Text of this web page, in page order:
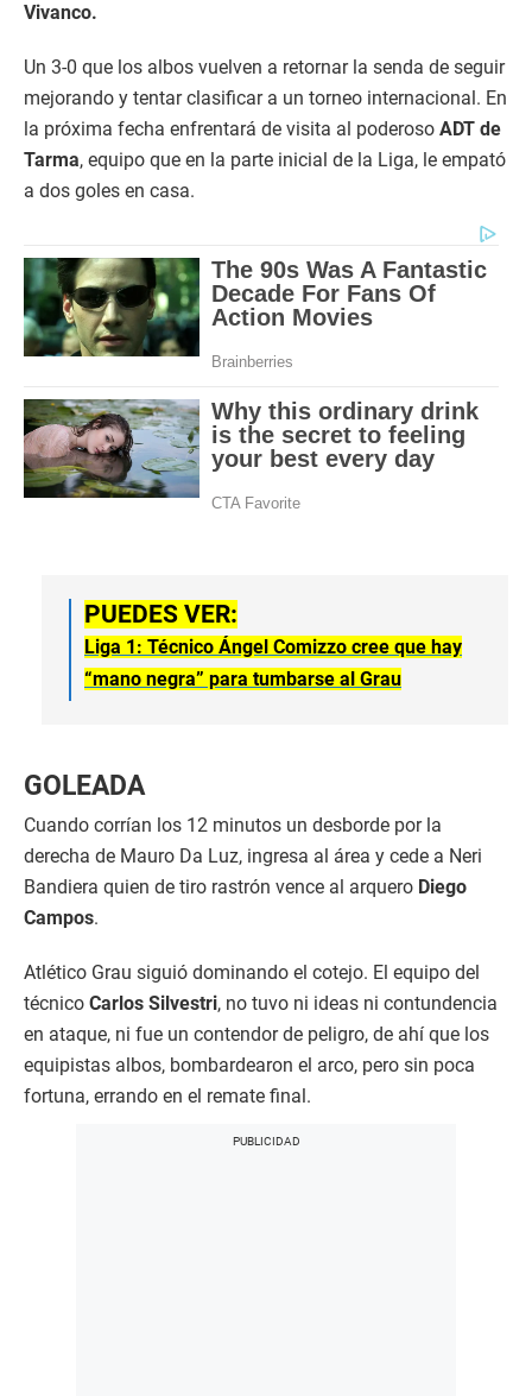
Vivanco.
Un 3-0 que los albos vuelven a retornar la senda de seguir
mejorando y tentar clasificar a un torneo internacional. En
la próxima fecha enfrentará de visita al poderoso ADT de
Tarma, equipo que en la parte inicial de la Liga, le empató
a dos goles en casa.
PUEDES VER:
Liga 1: Técnico Ángel Comizzo cree que hay
“mano negra” para tumbarse al Grau
GOLEADA
Cuando corrían los 12 minutos un desborde por la
derecha de Mauro Da Luz, ingresa al área y cede a Neri
Bandiera quien de tiro rastrón vence al arquero Diego
Campos.
Atlético Grau siguió dominando el cotejo. El equipo del
técnico Carlos Silvestri, no tuvo ni ideas ni contundencia
en ataque, ni fue un contendor de peligro, de ahí que los
equipistas albos, bombardearon el arco, pero sin poca
fortuna, errando en el remate final.